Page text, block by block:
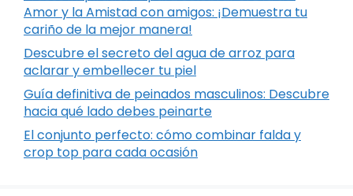
Amor y la Amistad con amigos: ¡Demuestra tu
cariño de la mejor manera!
Descubre el secreto del agua de arroz para
aclarar y embellecer tu piel
Guía definitiva de peinados masculinos: Descubre
hacia qué lado debes peinarte
El conjunto perfecto: cómo combinar falda y
crop top para cada ocasión